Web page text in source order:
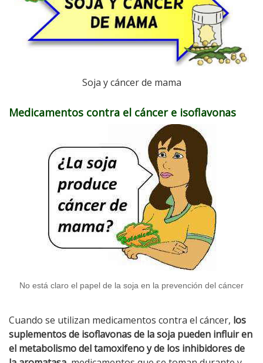
Soja y cáncer de mama
Medicamentos contra el cáncer e isoflavonas
No está claro el papel de la soja en la prevención del cáncer
Cuando se utilizan medicamentos contra el cáncer, los
suplementos de isoflavonas de la soja pueden influir en
el metabolismo del tamoxifeno y de los inhibidores de